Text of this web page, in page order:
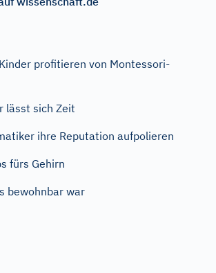
profitieren von Montessori-
lässt sich Zeit
ihre Reputation aufpolieren
fürs Gehirn
bewohnbar war